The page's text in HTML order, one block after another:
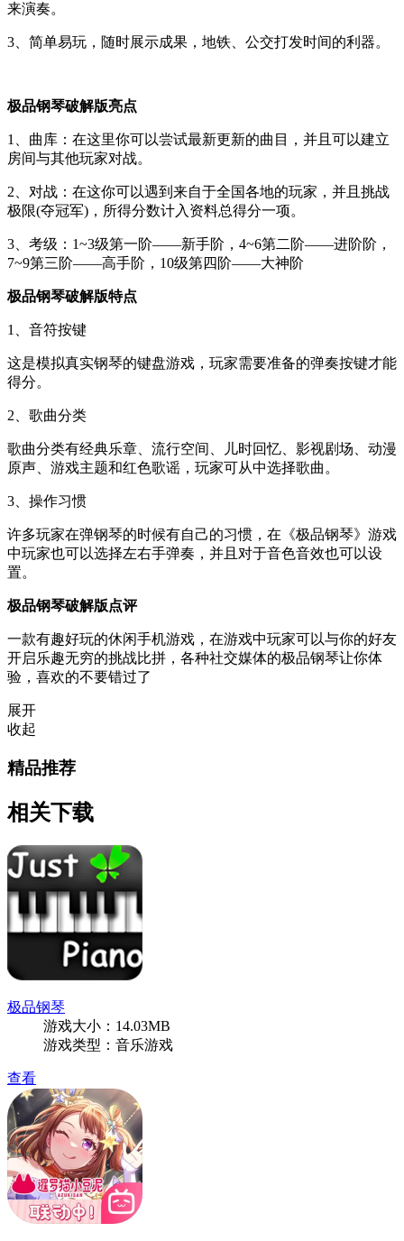
来演奏。
3、简单易玩，随时展示成果，地铁、公交打发时间的利器。
极品钢琴破解版亮点
1、曲库：在这里你可以尝试最新更新的曲目，并且可以建立
房间与其他玩家对战。
2、对战：在这你可以遇到来自于全国各地的玩家，并且挑战
极限(夺冠军)，所得分数计入资料总得分一项。
3、考级：1~3级第一阶——新手阶，4~6第二阶——进阶阶，
7~9第三阶——高手阶，10级第四阶——大神阶
极品钢琴破解版特点
1、音符按键
这是模拟真实钢琴的键盘游戏，玩家需要准备的弹奏按键才能
得分。
2、歌曲分类
歌曲分类有经典乐章、流行空间、儿时回忆、影视剧场、动漫
原声、游戏主题和红色歌谣，玩家可从中选择歌曲。
3、操作习惯
许多玩家在弹钢琴的时候有自己的习惯，在《极品钢琴》游戏
中玩家也可以选择左右手弹奏，并且对于音色音效也可以设
置。
极品钢琴破解版点评
一款有趣好玩的休闲手机游戏，在游戏中玩家可以与你的好友
开启乐趣无穷的挑战比拼，各种社交媒体的极品钢琴让你体
验，喜欢的不要错过了
展开
收起
精品推荐
相关下载
极品钢琴
游戏大小：14.03MB
游戏类型：音乐游戏
查看